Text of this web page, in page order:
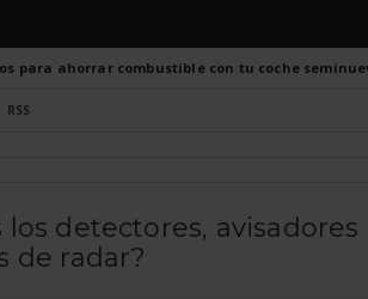
para ahorrar combustible con tu coche
RSS
los detectores, avisadores
de radar?